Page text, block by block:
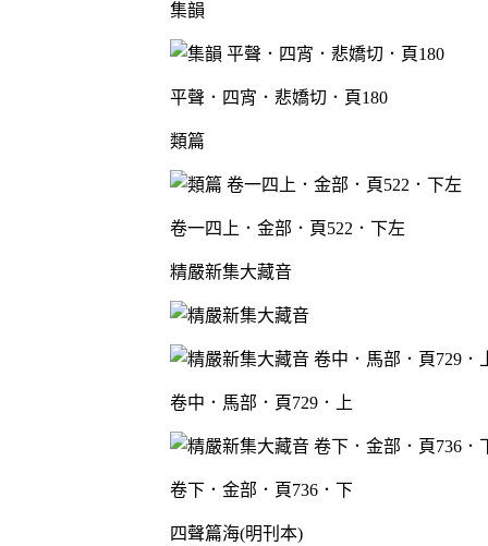
集韻
平聲．四宵．悲嬌切．頁180
類篇
卷一四上．金部．頁522．下左
精嚴新集大藏音
卷中．馬部．頁729．上
卷下．金部．頁736．下
四聲篇海(明刊本)